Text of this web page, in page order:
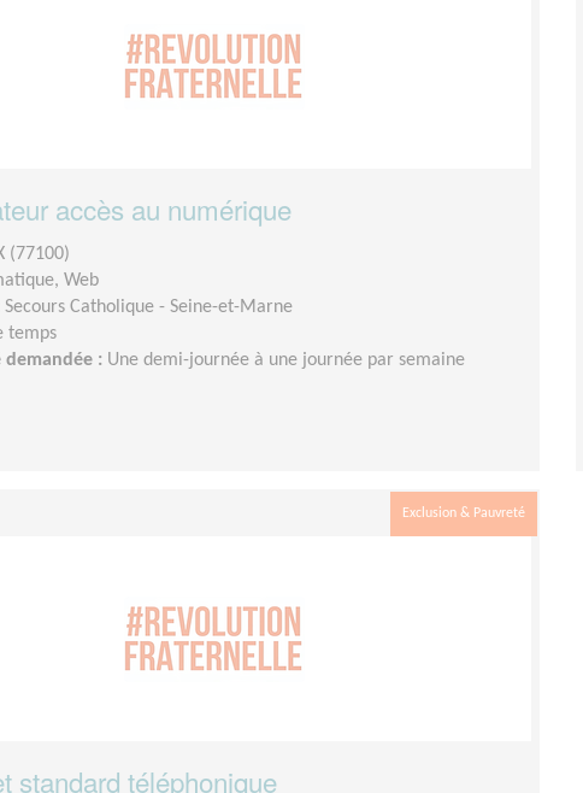
accès au numérique
(77100)
Web
Secours Catholique - Seine-et-Marne
temps
: Une demi-journée à une journée par semaine
Exclusion & Pauvreté
standard téléphonique